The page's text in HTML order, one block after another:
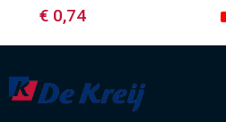
€ 0,74
Minimale afname: 1